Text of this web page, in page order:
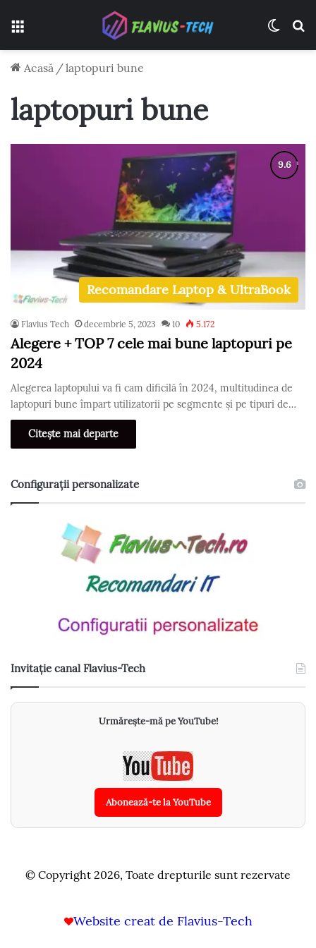
Acasă /laptopuri bune
laptopuri bune
Recomandare Laptop & UltraBook
Flavius Tech decembrie 5, 2023 10 5.172
Alegere + TOP 7 cele mai bune laptopuri pe
2024
Alegerea laptopului va fi cam dificilă în 2024, multitudinea de
laptopuri bune împart utilizatorii pe segmente și pe tipuri de…
Citește mai departe
Configurații personalizate
Invitație canal Flavius-Tech
Urmărește-mă pe YouTube!
Abonează-te la YouTube
© Copyright 2026, Toate drepturile sunt rezervate
Website creat de Flavius-Tech